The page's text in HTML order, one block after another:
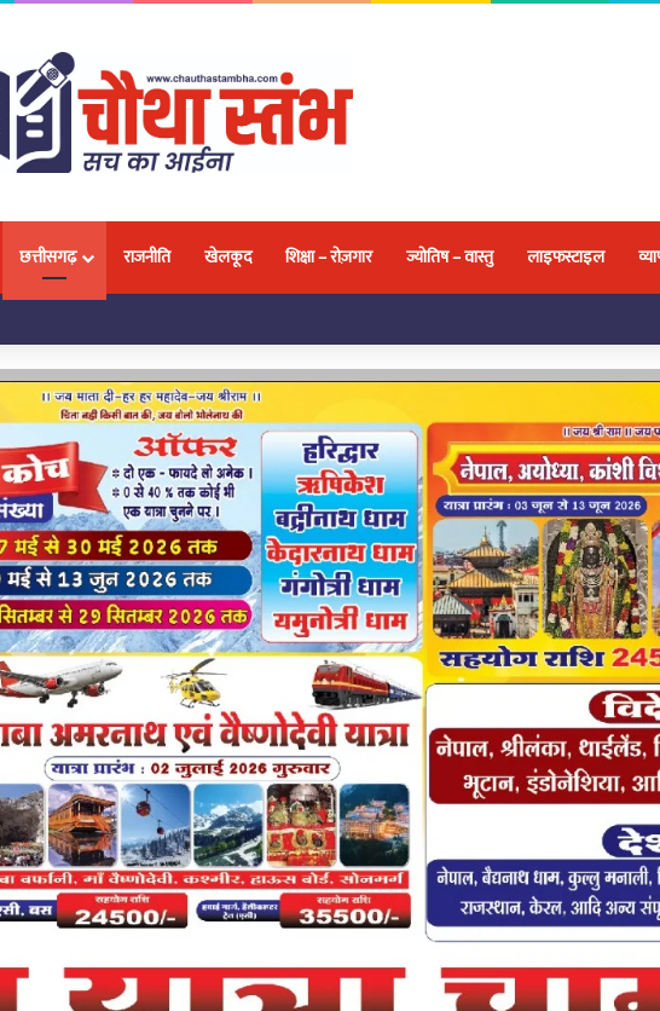
छत्तीसगढ़ राजनीति खेलकूद शिक्षा – रोज़गार ज्योतिष – वास्तु लाइफस्टाइल
गए मौलिक अधिकार और ‘गुड टच-बैड टच’ के बारे में दी गई जानकारी